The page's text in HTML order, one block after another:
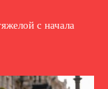
с начала